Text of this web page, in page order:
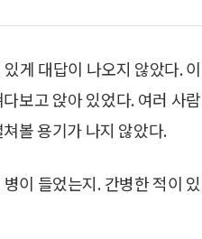
게 대답이 나오지 않았다. 이
보고 앉아 있었다. 여러 사람
볼 용기가 나지 않았다.
이 들었는지. 간병한 적이 있